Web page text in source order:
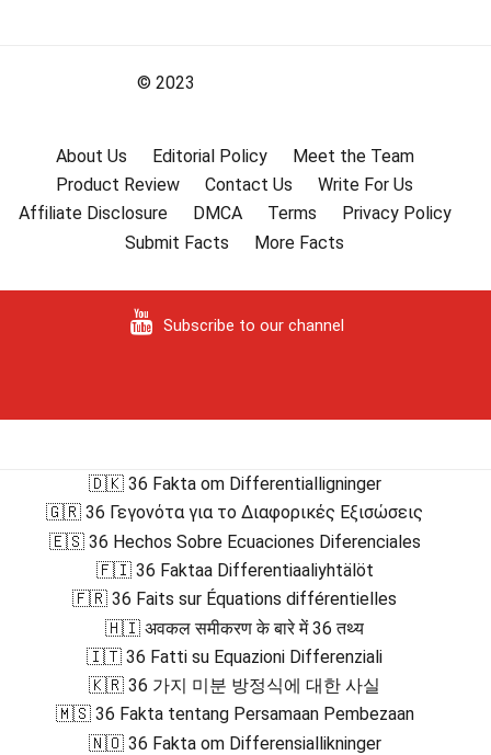
© 2023
About Us Editorial Policy
Meet the Team
Product Review
Contact Us
Write For Us
Affiliate Disclosure
DMCA Terms
Privacy Policy
Submit Facts
More Facts
Subscribe to our channel
🇩🇰 36 Fakta om Differentialligninger
🇬🇷 36 Γεγονότα για το Διαφορικές Εξισώσεις
🇪🇸 36 Hechos Sobre Ecuaciones Diferenciales
🇫🇮 36 Faktaa Differentiaaliyhtälöt
🇫🇷 36 Faits sur Équations différentielles
🇭🇮 अवकल समीकरण के बारे में 36 तथ्य
🇮🇹 36 Fatti su Equazioni Differenziali
🇰🇷 36 가지 미분 방정식에 대한 사실
🇲🇸 36 Fakta tentang Persamaan Pembezaan
🇳🇴 36 Fakta om Differensiallikninger